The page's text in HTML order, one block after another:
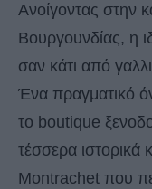
Ανοίγοντας στην
Βουργουνδίας, η
σαν κάτι από
Ένα πραγματικό
το boutique
τέσσερα ιστορικά
Montrachet που